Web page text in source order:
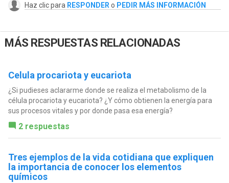
Haz clic para RESPONDER o PEDIR MÁS INFORMACIÓN
MÁS RESPUESTAS RELACIONADAS
Celula procariota y eucariota
¿Si pudieses aclararme donde se realiza el metabolismo de la
célula procariota y eucariota? ¿Y cómo obtienen la energía para
sus procesos vitales y por donde pasa esa energía?
2 respuestas
Tres ejemplos de la vida cotidiana que expliquen
la importancia de conocer los elementos
químicos